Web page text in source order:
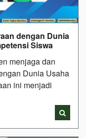
dengan Dunia
Siswa
menjaga dan
Dunia Usaha
ini menjadi